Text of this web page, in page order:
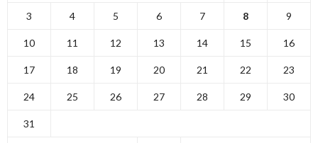
3 4 5 6 7 8 9
10 11 12 13 14 15 16
17 18 19 20 21 22 23
24 25 26 27 28 29 30
31